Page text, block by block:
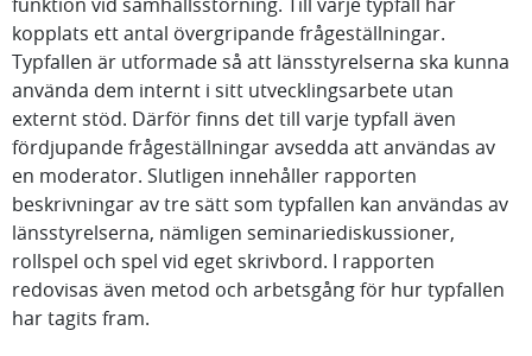
kopplats ett antal övergripande frågeställningar.
Typfallen är utformade så att länsstyrelserna ska kunna
använda dem internt i sitt utvecklingsarbete utan
externt stöd. Därför finns det till varje typfall även
fördjupande frågeställningar avsedda att användas av
en moderator. Slutligen innehåller rapporten
beskrivningar av tre sätt som typfallen kan användas av
länsstyrelserna, nämligen seminariediskussioner,
rollspel och spel vid eget skrivbord. I rapporten
redovisas även metod och arbetsgång för hur typfallen
har tagits fram.